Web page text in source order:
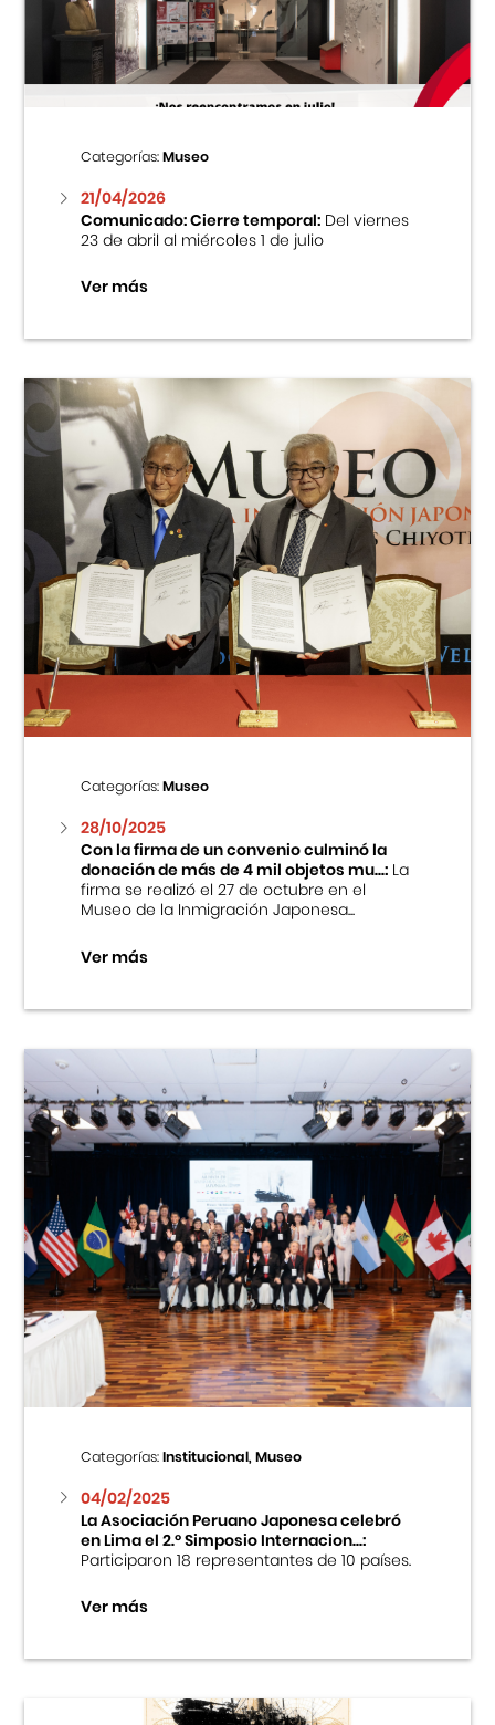
Centro Cultural Peruano Japonés
Museo de la Inmigración Japonesa
Fondo Editorial
Teatro Peruano Japonés
Categorías:Museo
21/04/2026
Comunicado: Cierre temporal:Del viernes
23 de abril al miércoles 1 de julio
Ver más
Categorías:Museo
28/10/2025
Con la firma de un convenio culminó la
donación de más de 4 mil objetos mu...:La
firma se realizó el 27 de octubre en el
Museo de la Inmigración Japonesa...
Ver más
Categorías:Institucional, Museo
04/02/2025
La Asociación Peruano Japonesa celebró
en Lima el 2.º Simposio Internacion...:
Participaron 18 representantes de 10 países.
Ver más